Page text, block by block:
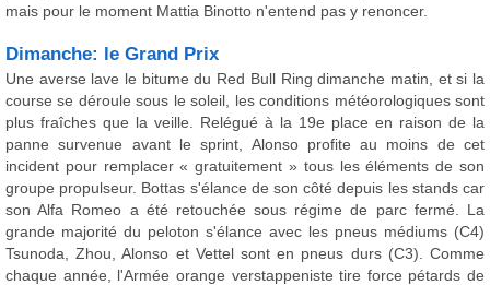
mais pour le moment Mattia Binotto n'entend pas y renoncer.
Dimanche: le Grand Prix
Une averse lave le bitume du Red Bull Ring dimanche matin, et si la
course se déroule sous le soleil, les conditions météorologiques sont
plus fraîches que la veille. Relégué à la 19e place en raison de la
panne survenue avant le sprint, Alonso profite au moins de cet
incident pour remplacer « gratuitement » tous les éléments de son
groupe propulseur. Bottas s'élance de son côté depuis les stands car
son Alfa Romeo a été retouchée sous régime de parc fermé. La
grande majorité du peloton s'élance avec les pneus médiums (C4)
Tsunoda, Zhou, Alonso et Vettel sont en pneus durs (C3). Comme
chaque année, l'Armée orange verstappeniste tire force pétards de